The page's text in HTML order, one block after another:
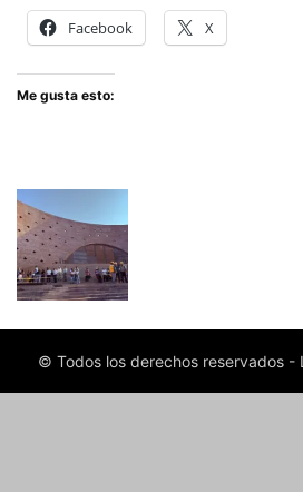
Facebook X
Me gusta esto:
© Todos los derechos reservados -